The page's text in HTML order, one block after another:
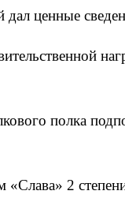
ценные
полка
«Слава» 2